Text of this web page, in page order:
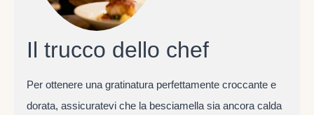
Il trucco dello chef
Per ottenere una gratinatura perfettamente croccante e
dorata, assicuratevi che la besciamella sia ancora calda